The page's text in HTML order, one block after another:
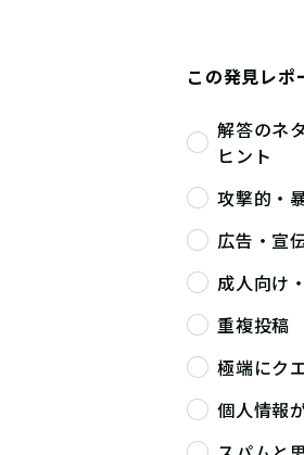
この発見レポ
解答のネ
ヒント
攻撃的・
広告・宣
成人向け
重複投稿
極端にク
個人情報